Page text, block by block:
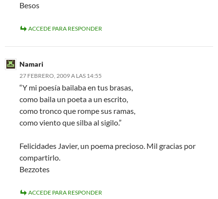
Besos
ACCEDE PARA RESPONDER
Namari
27 FEBRERO, 2009 A LAS 14:55
“Y mi poesía bailaba en tus brasas,
como baila un poeta a un escrito,
como tronco que rompe sus ramas,
como viento que silba al sigilo.”
Felicidades Javier, un poema precioso. Mil gracias por
compartirlo.
Bezzotes
ACCEDE PARA RESPONDER